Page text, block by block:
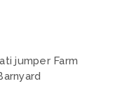
jumper Farm